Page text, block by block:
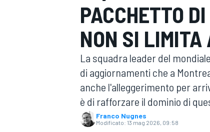
MOTOGP WEC
WRC
PACCHETTO
NON SI LIMITA
La squadra leader del
di aggiornamenti che a
anche l'alleggerimento per
è di rafforzare il dominio di
Franco Nugnes
Modificato: 13 mag 2026, 09:58